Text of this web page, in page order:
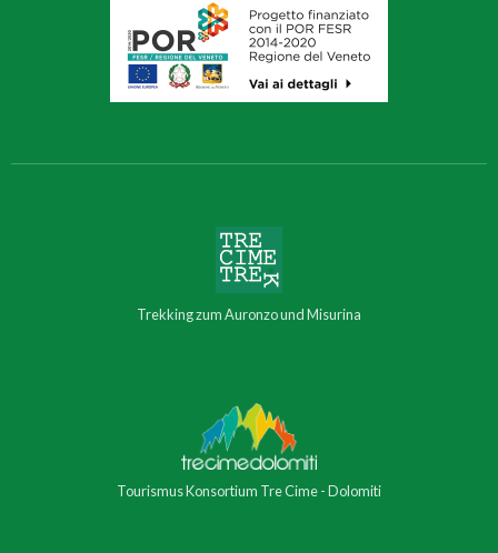
Trekking zum Auronzo und Misurina
Tourismus Konsortium Tre Cime - Dolomiti